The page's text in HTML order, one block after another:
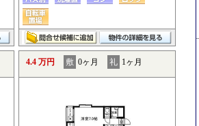
4.4 万円 敷 0ヶ月 礼 1ヶ月